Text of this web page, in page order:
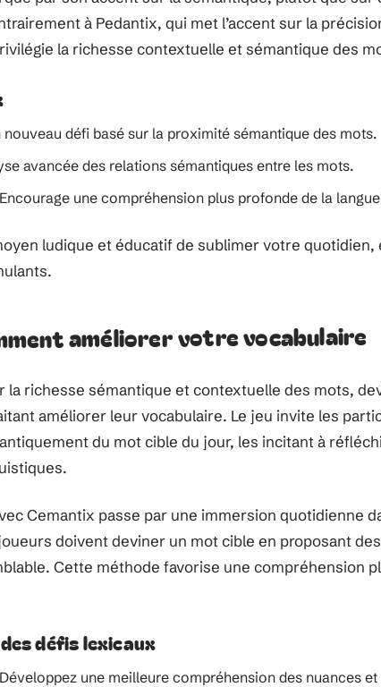
à Pedantix, qui met l’accent sur la
la richesse contextuelle et sémantique des
nouveau défi basé sur la proximité sémantique des mots.
avancée des relations sémantiques entre les mots.
Encourage une compréhension plus profonde de la
ludique et éducatif de sublimer votre quotidien,
améliorer votre vocabulaire
la richesse sémantique et contextuelle des mots,
améliorer leur vocabulaire. Le jeu invite les
du mot cible du jour, les incitant à
Cemantix passe par une immersion quotidienne
doivent deviner un mot cible en proposant
Cette méthode favorise une compréhension
défis lexicaux
Développez une meilleure compréhension des nuances